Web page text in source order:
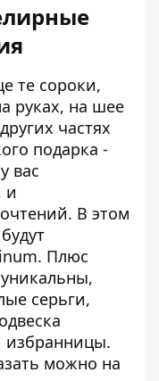
те сороки,
руках, на шее
частях
подарка -
вас
и
В этом
Плюс
серьги,
избранницы.
можно на